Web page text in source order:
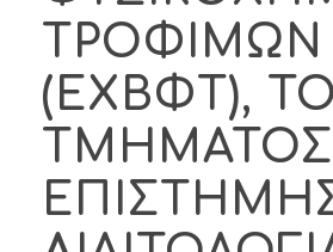
ΤΡΟΦΙΜΩΝ
(ΕΧΒΦΤ),
ΤΜΗΜΑΤΟΣ